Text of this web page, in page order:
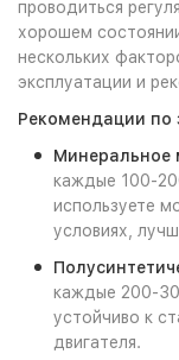
проводиться
хорошем
нескольких
эксплуатации и
Рекомендации по
Минеральное
каждые 100-
используете
условиях,
каждые 200-
устойчиво к
двигателя.